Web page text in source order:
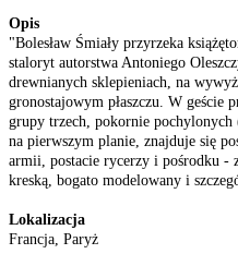
Opis
"Bolesław Śmiały przyrzeka
staloryt autorstwa Antoniego
drewnianych sklepieniach, na
gronostajowym płaszczu. W geście
grupy trzech, pokornie
na pierwszym planie, znajduje się
armii, postacie rycerzy i pośrodku -
kreską, bogato modelowany i
Lokalizacja
Francja, Paryż